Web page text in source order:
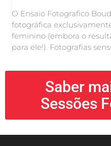
O Ensaio Fotografico
fotográfica
feminino (embora o
para ele!). Fotografias
Saber
Sessões